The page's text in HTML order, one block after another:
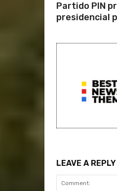
Partido PIN
presidencial
LEAVE A REPLY